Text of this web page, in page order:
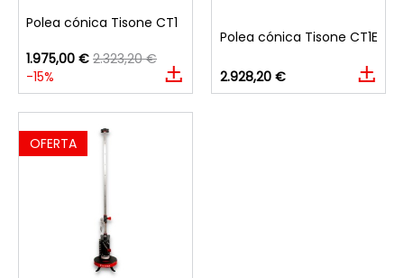
Polea cónica Tisone CT1
1.975,00 € 2.323,20 €
-15%
Polea cónica Tisone CT1E
2.928,20 €
OFERTA